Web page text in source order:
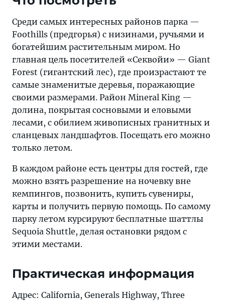
Среди самых интересных районов парка —
Foothills (предгорья) с низинами, ручьями и
богатейшим растительным миром. Но
главная цель посетителей «Секвойи» — Giant
Forest (гигантский лес), где произрастают те
самые знаменитые деревья, поражающие
своими размерами. Район Mineral King —
долина, покрытая сосновыми и еловыми
лесами, с обилием живописных гранитных и
сланцевых ландшафтов. Посещать его можно
только летом.
В каждом районе есть центры для гостей, где
можно взять разрешение на ночевку вне
кемпингов, позвонить, купить сувениры,
карты и получить первую помощь. По самому
парку летом курсируют бесплатные шаттлы
Sequoia Shuttle, делая остановки рядом с
этими местами.
Практическая информация
Адрес: California, Generals Highway, Three